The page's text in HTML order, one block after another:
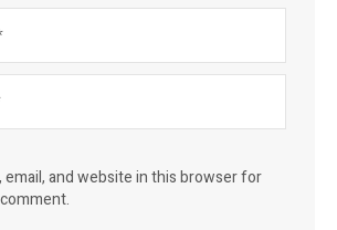
email, and website in this browser for